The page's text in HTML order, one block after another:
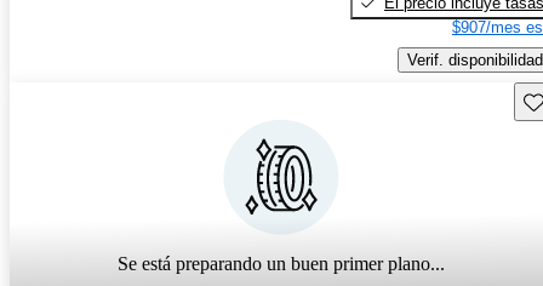
$907/mes
Verif. disponibilidad
Se está preparando un buen primer plano...